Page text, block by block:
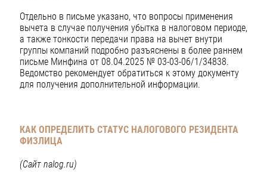
Отдельно в письме указано, что вопросы применения
вычета в случае получения убытка в налоговом периоде,
а также тонкости передачи права на вычет внутри
группы компаний подробно разъяснены в более раннем
письме Минфина от 08.04.2025 № 03-03-06/1/34838.
Ведомство рекомендует обратиться к этому документу
для получения дополнительной информации.
КАК ОПРЕДЕЛИТЬ СТАТУС НАЛОГОВОГО РЕЗИДЕНТА
ФИЗЛИЦА
(Сайт nalog.ru)